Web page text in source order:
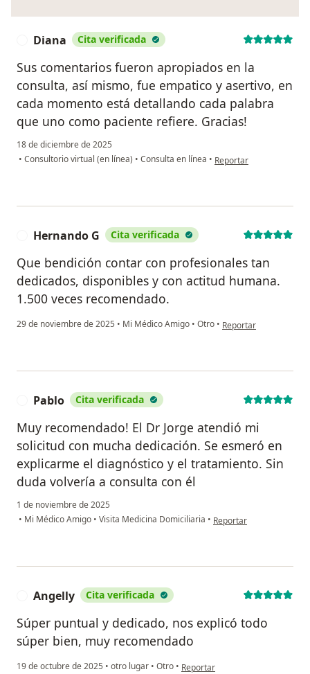
Diana Cita verificada
Sus comentarios fueron apropiados en la
consulta, así mismo, fue empatico y asertivo, en
cada momento está detallando cada palabra
que uno como paciente refiere. Gracias!
18 de diciembre de 2025
• Consultorio virtual (en línea) • Consulta en línea • en opinión del usuario
Reportar
Hernando G Cita verificada
Que bendición contar con profesionales tan
dedicados, disponibles y con actitud humana.
1.500 veces recomendado.
29 de noviembre de 2025 • Mi Médico Amigo • Otro • en opinión del usuario
Reportar
Pablo Cita verificada
Muy recomendado! El Dr Jorge atendió mi
solicitud con mucha dedicación. Se esmeró en
explicarme el diagnóstico y el tratamiento. Sin
duda volvería a consulta con él
1 de noviembre de 2025
• Mi Médico Amigo • Visita Medicina Domiciliaria • en opinión del usuario
Reportar
Angelly Cita verificada
Súper puntual y dedicado, nos explicó todo
súper bien, muy recomendado
19 de octubre de 2025 • otro lugar • Otro • en opinión del usuario Angelly
Reportar